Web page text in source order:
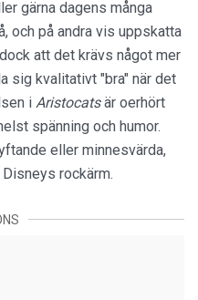
gärna dagens många
och på andra vis uppskatta
att det krävs något mer
sig kvalitativt "bra" när det
i Aristocatsär oerhört
spänning och humor.
eller minnesvärda,
rockärm.